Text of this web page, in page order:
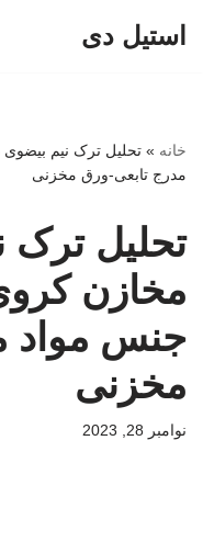
استیل دی
خانه » تحلیل ترک نیم
مدرج تابعی-ورق مخزنی
تحلیل ترک
مخازن
جنس مواد
مخزنی
نوامبر 28, 2023